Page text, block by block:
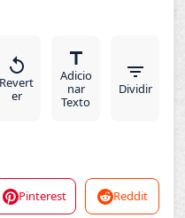
Revert
er
Adicio
nar
Texto
Dividir
Pinterest Reddit